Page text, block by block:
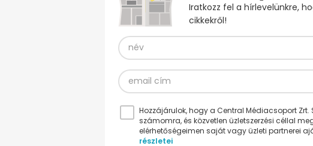
Iratkozz fel a hírlevelünkre,
cikkekről!
Hozzájárulok, hogy a Central Médiacsoport
számomra, és közvetlen üzletszerzési céllal
elérhetőségeimen saját vagy üzleti partnerei
részletei